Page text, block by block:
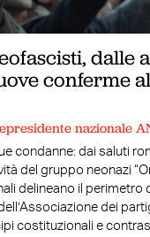
dalle
conferme
nazionale
condanne: dai saluti
del gruppo neonazi
delineano il
dei
costituzionali e